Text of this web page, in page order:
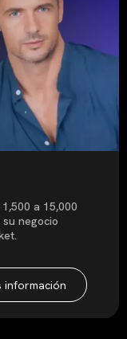
a 15,000
negocio
información